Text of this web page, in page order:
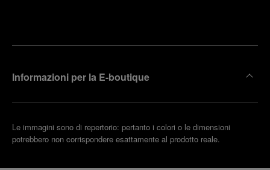
Informazioni per la E-boutique
Le immagini sono di repertorio: pertanto i colori o le dimensioni
potrebbero non corrispondere esattamente al prodotto reale.